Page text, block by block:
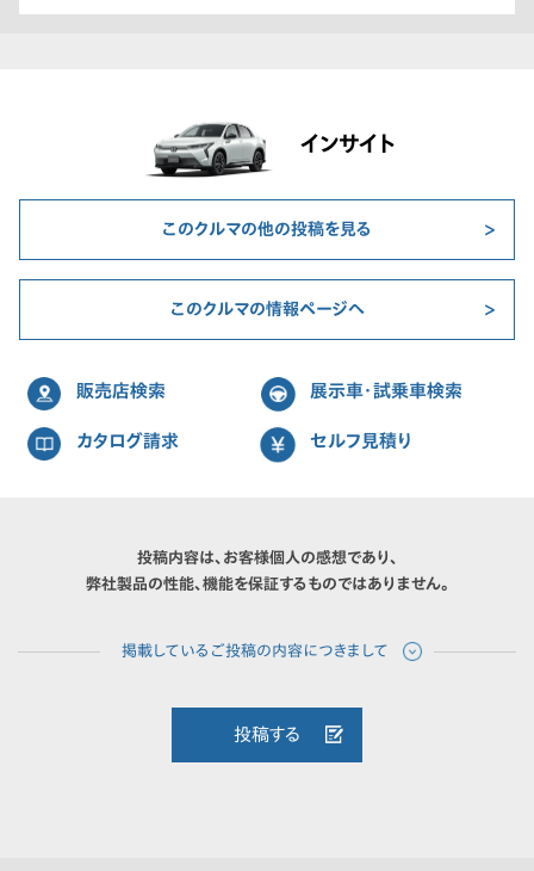
インサイト
このクルマの他の投稿を見る
このクルマの情報ページへ
販売店検索 展示車・試乗車検索
カタログ請求 セルフ見積り
投稿内容は、お客様個人の感想であり、
弊社製品の性能、機能を保証するものではありません。
投稿する